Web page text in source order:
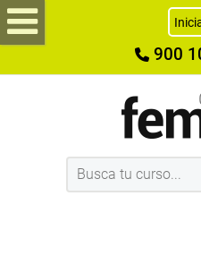
900